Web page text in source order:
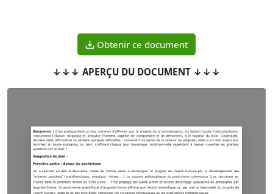
Obtenir ce document
↓↓↓ APERÇU DU DOCUMENT ↓↓↓